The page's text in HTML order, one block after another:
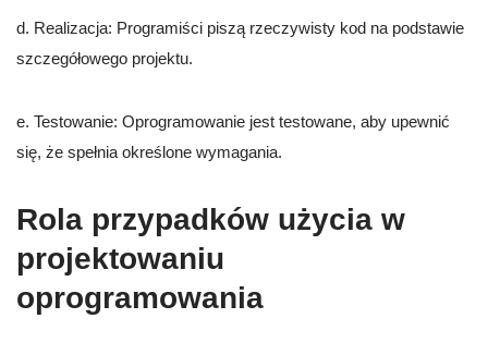
d. Realizacja: Programiści piszą rzeczywisty kod na podstawie
szczegółowego projektu.
e. Testowanie: Oprogramowanie jest testowane, aby upewnić
się, że spełnia określone wymagania.
Rola przypadków użycia w
projektowaniu
oprogramowania